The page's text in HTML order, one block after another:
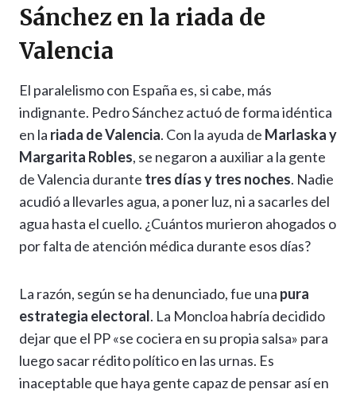
Sánchez en la riada de
Valencia
El paralelismo con España es, si cabe, más
indignante. Pedro Sánchez actuó de forma idéntica
en la riada de Valencia. Con la ayuda de Marlaska y
Margarita Robles, se negaron a auxiliar a la gente
de Valencia durante tres días y tres noches. Nadie
acudió a llevarles agua, a poner luz, ni a sacarles del
agua hasta el cuello. ¿Cuántos murieron ahogados o
por falta de atención médica durante esos días?
La razón, según se ha denunciado, fue una pura
estrategia electoral. La Moncloa habría decidido
dejar que el PP «se cociera en su propia salsa» para
luego sacar rédito político en las urnas. Es
inaceptable que haya gente capaz de pensar así en